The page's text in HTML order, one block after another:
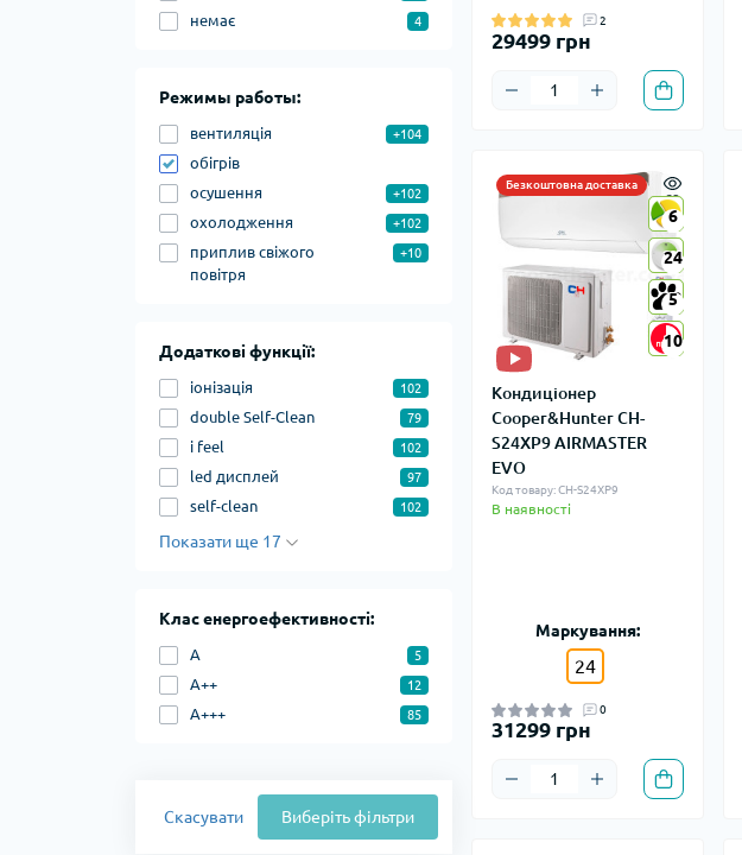
немає 4
Режимы работы:
вентиляція +104
обігрів
осушення
+102
охолодження +102
приплив свіжого
повітря
+10
Додаткові функції:
іонізація 102
double Self-Clean 79
i feel 102
led дисплей 97
self-clean 102
Показати ще 17
Клас енергоефективності:
A 5
А++ 12
A+++ 85
Скасувати Виберіть фільтри
2
29499 грн
Безкоштовна доставка
6
24
5
10
6
24
5
10
Кондиціонер
Cooper&Hunter CH-
S24XP9 AIRMASTER
EVO
Код товару: CH-S24XP9
В наявності
Маркування:
24
0
31299 грн